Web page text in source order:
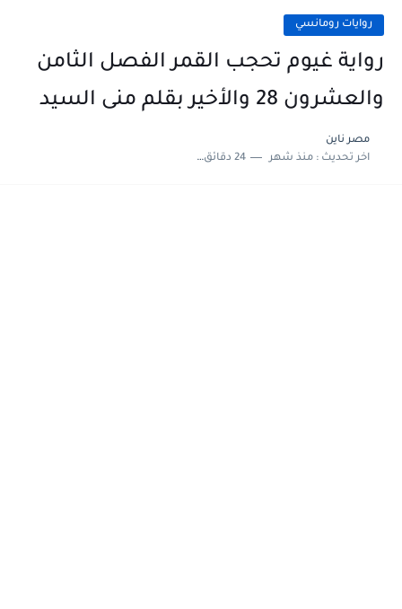
روايات رومانسي
رواية غيوم تحجب القمر الفصل الثامن
والعشرون 28 والأخير بقلم منى السيد
مصر ناين
اخر تحديث :منذ شهر 24 دقائق للقراءة